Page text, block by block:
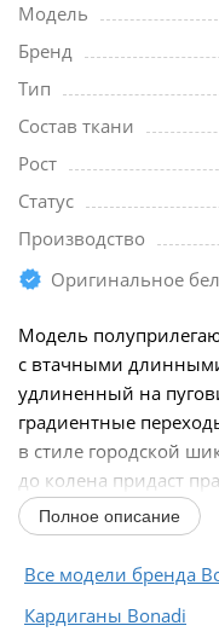
Модель
Бренд
Тип
Состав ткани
Рост
Статус
Производство
Оригинальное
Модель
с втачными
удлиненный на
градиентные
в стиле городской
до колена придаст
Полное описание
Все модели бренда
Кардиганы Bonadi